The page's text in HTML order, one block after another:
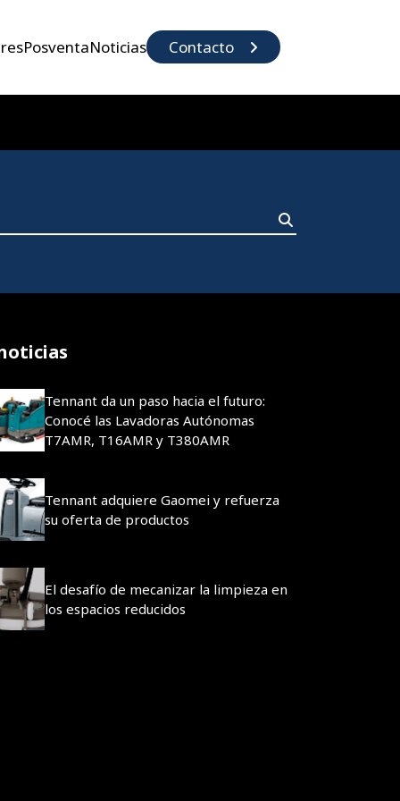
PosventaNoticias Contacto
Tennant da un paso hacia el futuro:
Conocé las Lavadoras Autónomas
T7AMR, T16AMR y T380AMR
Tennant adquiere Gaomei y refuerza
su oferta de productos
El desafío de mecanizar la limpieza en
los espacios reducidos